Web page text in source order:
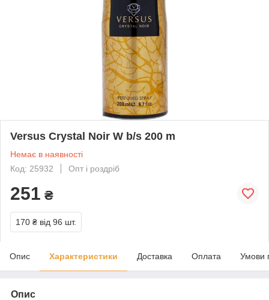
Versus Crystal Noir W b/s 200 m
Немає в наявності
Код: 25932
Опт і роздріб
251 ₴
170 ₴ від 96 шт.
Опис Характеристики Доставка Оплата Умови
Опис